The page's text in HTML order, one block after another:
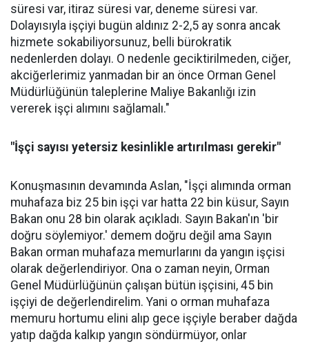
süresi var, itiraz süresi var, deneme süresi var.
Dolayısıyla işçiyi bugün aldınız 2-2,5 ay sonra ancak
hizmete sokabiliyorsunuz, belli bürokratik
nedenlerden dolayı. O nedenle geciktirilmeden, ciğer,
akciğerlerimiz yanmadan bir an önce Orman Genel
Müdürlüğünün taleplerine Maliye Bakanlığı izin
vererek işçi alımını sağlamalı."
"İşçi sayısı yetersiz kesinlikle artırılması gerekir"
Konuşmasının devamında Aslan, "İşçi alımında orman
muhafaza biz 25 bin işçi var hatta 22 bin küsur, Sayın
Bakan onu 28 bin olarak açıkladı. Sayın Bakan'ın 'bir
doğru söylemiyor.' demem doğru değil ama Sayın
Bakan orman muhafaza memurlarını da yangın işçisi
olarak değerlendiriyor. Ona o zaman neyin, Orman
Genel Müdürlüğünün çalışan bütün işçisini, 45 bin
işçiyi de değerlendirelim. Yani o orman muhafaza
memuru hortumu elini alıp gece işçiyle beraber dağda
yatıp dağda kalkıp yangın söndürmüyor, onlar